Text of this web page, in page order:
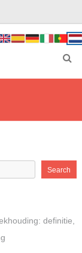
Search
definitie,